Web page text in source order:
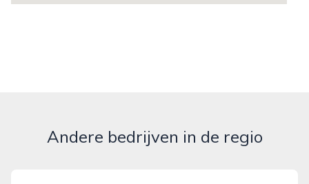
Andere bedrijven in de regio